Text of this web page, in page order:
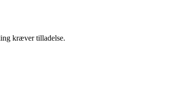
kræver tilladelse.